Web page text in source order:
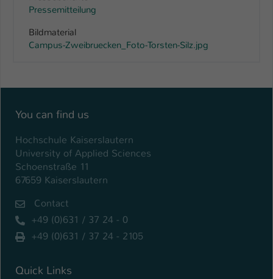
Pressemitteilung
Bildmaterial
Campus-Zweibruecken_Foto-Torsten-Silz.jpg
You can find us
Hochschule Kaiserslautern
University of Applied Sciences
Schoenstraße 11
67659 Kaiserslautern
Contact
+49 (0)631 / 37 24 - 0
+49 (0)631 / 37 24 - 2105
Quick Links